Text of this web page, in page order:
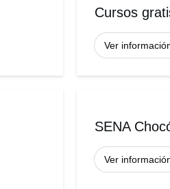
Cursos
Ver
SENA
Ver